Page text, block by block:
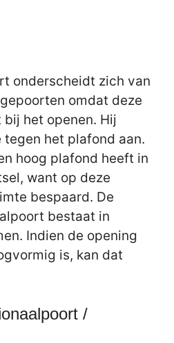
onderscheidt zich van
omdat deze
het openen. Hij
tegen het plafond aan.
hoog plafond heeft in
want op deze
bespaard. De
bestaat in
Indien de opening
is, kan dat
/